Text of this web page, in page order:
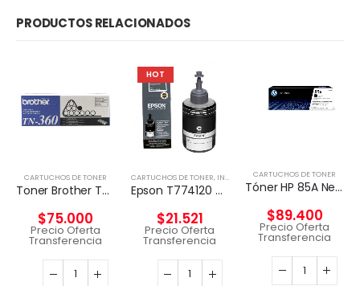
PRODUCTOS RELACIONADOS
CARTUCHOS DE TONER
Toner Brother Tn-360 Original
$75.000
Precio Oferta
Transferencia
HOT
CARTUCHOS DE TONER, INSUMOS IMPRESORAS
Epson T774120 cartucho de tinta 1 pieza(s) Original Negro
$21.521
Precio Oferta
Transferencia
CARTUCHOS DE TONER
Tóner HP 85A Negro Original
$89.400
Precio Oferta
Transferencia